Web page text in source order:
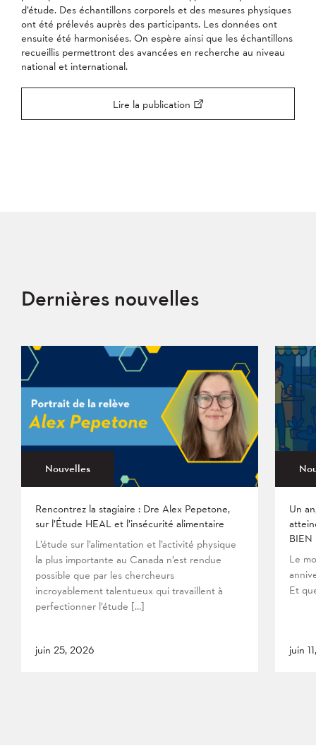
d’étude. Des échantillons corporels et des mesures physiques
ont été prélevés auprès des participants. Les données ont
ensuite été harmonisées. On espère ainsi que les échantillons
recueillis permettront des avancées en recherche au niveau
national et international.
Lire la publication
Dernières nouvelles
Nouvelles
Rencontrez la stagiaire : Dre Alex Pepetone,
sur l’Étude HEAL et l’insécurité alimentaire
L’étude sur l’alimentation et l’activité physique
la plus importante au Canada n’est rendue
possible que par les chercheurs
incroyablement talentueux qui travaillent à
perfectionner l’étude […]
juin 25, 2026
Un
BIEN
Le
Et
juin